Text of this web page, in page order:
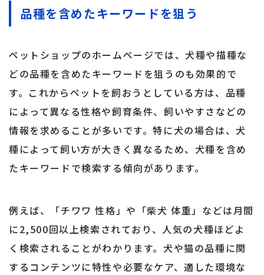
品種を含めたキーワードを狙う
ペットショップのホームページでは、犬種や描種な
どの品種を含めたキーワードを狙うのも効果的で
す。これからペットを飼おうとしている方は、品種
によって異なる性格や飼育条件、飼いやすさなどの
情報を求めることが多いです。特に犬の場合は、犬
種によって飼い方が大きく異なるため、犬種を含め
たキーワードで検索する傾向があります。
例えば、「チワワ 性格」や「柴犬 体重」などは月間
に2,500回以上検索されており、人気の犬種ほどよ
く検索されることがわかります。犬や猫の品種に関
するコンテンツに特性や必要なケア、適した環境な